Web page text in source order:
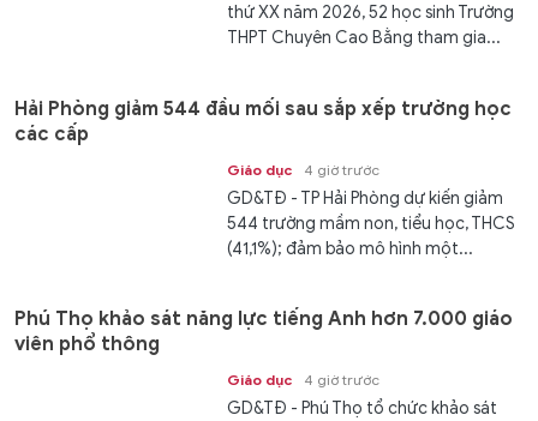
thứ XX năm 2026, 52 học sinh Trường
THPT Chuyên Cao Bằng tham gia...
Hải Phòng giảm 544 đầu mối sau sắp xếp trường học
các cấp
Giáo dục 4 giờ trước
GD&TĐ - TP Hải Phòng dự kiến giảm
544 trường mầm non, tiểu học, THCS
(41,1%); đảm bảo mô hình một...
Phú Thọ khảo sát năng lực tiếng Anh hơn 7.000 giáo
viên phổ thông
Giáo dục 4 giờ trước
GD&TĐ - Phú Thọ tổ chức khảo sát